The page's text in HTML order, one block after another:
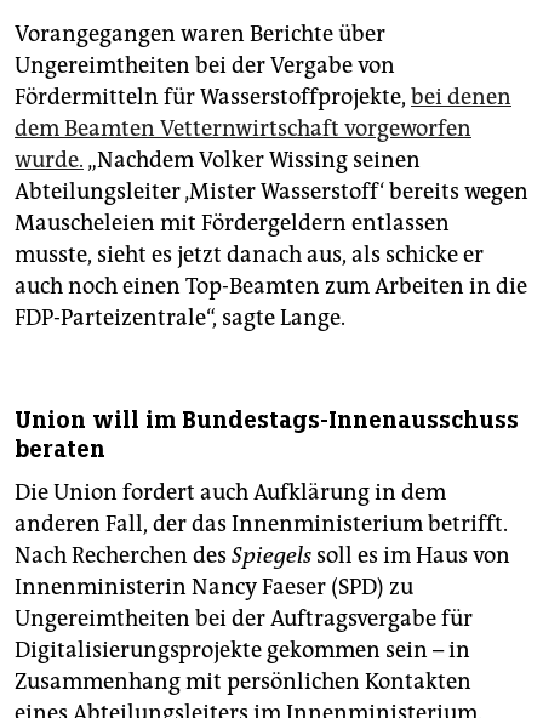
Vorangegangen waren Berichte über
Ungereimtheiten bei der Vergabe von
Fördermitteln für Wasserstoffprojekte, bei denen
dem Beamten Vetternwirtschaft vorgeworfen
wurde. „Nachdem Volker Wissing seinen
Abteilungsleiter ‚Mister Wasserstoff‘ bereits wegen
Mauscheleien mit Fördergeldern entlassen
musste, sieht es jetzt danach aus, als schicke er
auch noch einen Top-Beamten zum Arbeiten in die
FDP-Parteizentrale“, sagte Lange.
Union will im Bundestags-Innenausschuss
beraten
Die Union fordert auch Aufklärung in dem
anderen Fall, der das Innenministerium betrifft.
Nach Recherchen des Spiegels soll es im Haus von
Innenministerin Nancy Faeser (SPD) zu
Ungereimtheiten bei der Auftragsvergabe für
Digitalisierungsprojekte gekommen sein – in
Zusammenhang mit persönlichen Kontakten